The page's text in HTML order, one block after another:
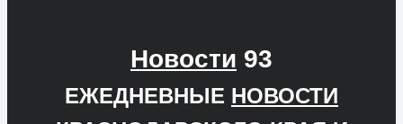
Новости 93
ЕЖЕДНЕВНЫЕ НОВОСТИ